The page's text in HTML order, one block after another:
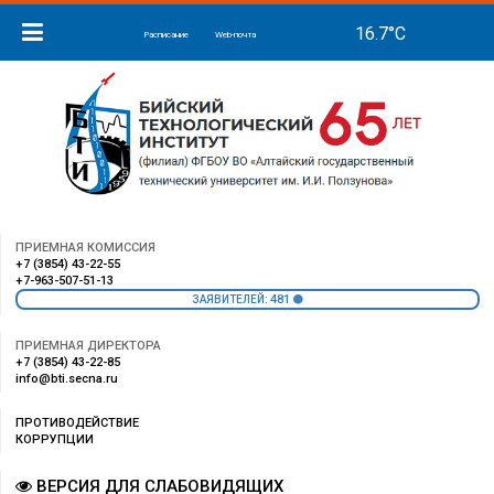
Расписание Web-почта
ПРИЕМНАЯ КОМИССИЯ
+7 (3854) 43-22-55
+7-963-507-51-13
ЗАЯВИТЕЛЕЙ: 481
ПРИЕМНАЯ ДИРЕКТОРА
+7 (3854) 43-22-85
info@bti.secna.ru
ПРОТИВОДЕЙСТВИЕ
КОРРУПЦИИ
ВЕРСИЯ ДЛЯ СЛАБОВИДЯЩИХ